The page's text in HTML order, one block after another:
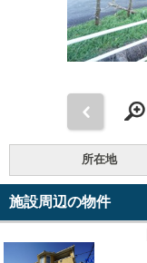
所在地
施設周辺の物件